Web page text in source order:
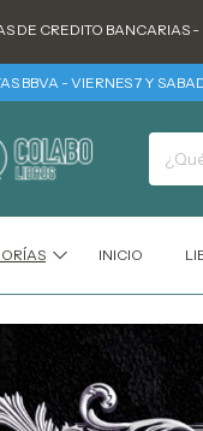
BANCARIAS - 🚨
- VIERNES 7 Y SABADO 8
INICIO